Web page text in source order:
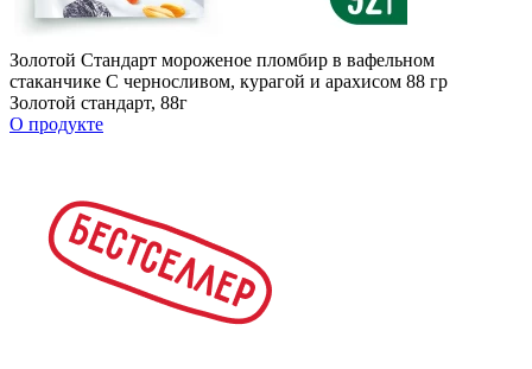
Золотой Стандарт мороженое пломбир в вафельном
стаканчике С черносливом, курагой и арахисом 88 гр
Золотой стандарт, 88г
О продукте